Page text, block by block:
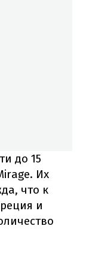
до 15
Их
что к
и